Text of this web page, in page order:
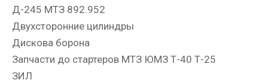
Д-245 МТЗ 892.952
Двухсторонние цилиндры
Дискова борона
Запчасти до стартеров МТЗ ЮМЗ Т-40 Т-25
ЗИЛ